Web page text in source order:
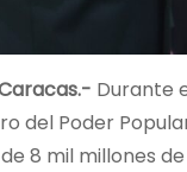
Durante
del Poder
8 mil millones